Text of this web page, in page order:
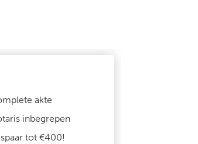
akte
inbegrepen
tot €400!